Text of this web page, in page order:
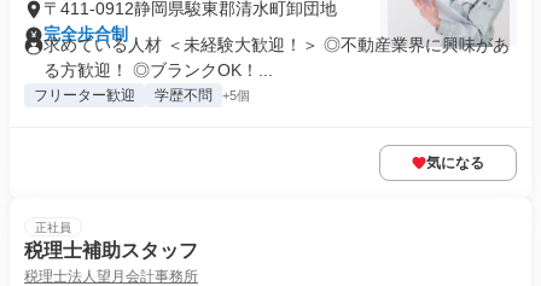
〒411-0912静岡県駿東郡清水町卸団地
完全歩合制
求めている人材 ＜未経験大歓迎！＞ ◎不動産業界に興味があ
る方歓迎！ ◎ブランクOK！...
フリーター歓迎 学歴不問 +5個
気になる
正社員
税理士補助スタッフ
税理士法人望月会計事務所